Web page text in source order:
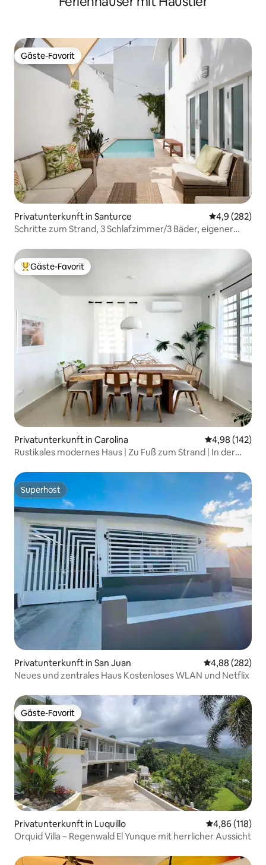
Gäste-Favorit
Gäste-Favorit
Privatunterkunft in Santurce
4,9 (282)
Schritte zum Strand, 3 Schlafzimmer/3 Bäder, eigener
Beliebter Gäste-Favorit.
Gäste-Favorit
Privatunterkunft in Carolina
4,98 (142)
Rustikales modernes Haus | Zu Fuß zum Strand | In der
Superhost
Superhost
Privatunterkunft in San Juan
4,88 (282)
Neues und zentrales Haus Kostenloses WLAN und Netflix
Gäste-Favorit
Gäste-Favorit
Privatunterkunft in Luquillo
4,86 (118)
Orquid Villa – Regenwald El Yunque mit herrlicher Aussicht